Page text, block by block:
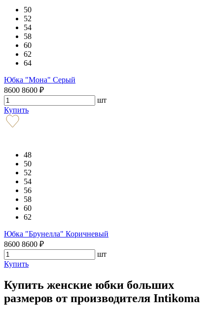
50
52
54
58
60
62
64
Юбка "Мона" Серый
8600 8600 ₽
шт
Купить
48
50
52
54
56
58
60
62
Юбка "Брунелла" Коричневый
8600 8600 ₽
шт
Купить
Купить женские юбки больших
размеров от производителя Intikoma